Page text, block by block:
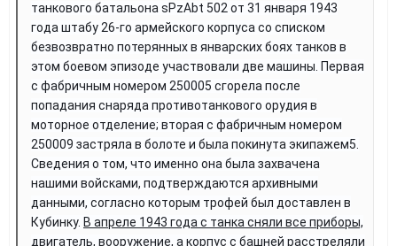
танкового батальона sPzAbt 502 от 31 января 1943
года штабу 26-го армейского корпуса со списком
безвозвратно потерянных в январских боях танков в
этом боевом эпизоде участвовали две машины. Первая
с фабричным номером 250005 сгорела после
попадания снаряда противотанкового орудия в
моторное отделение; вторая с фабричным номером
250009 застряла в болоте и была покинута экипажем5.
Сведения о том, что именно она была захвачена
нашими войсками, подтверждаются архивными
данными, согласно которым трофей был доставлен в
Кубинку. В апреле 1943 года с танка сняли все приборы,
двигатель, вооружение, а корпус с башней расстреляли